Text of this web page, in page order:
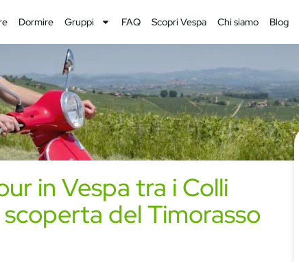
Dormire Gruppi FAQ Scopri Vespa Chi siamo Blog
in Vespa tra i Colli
del Timorasso